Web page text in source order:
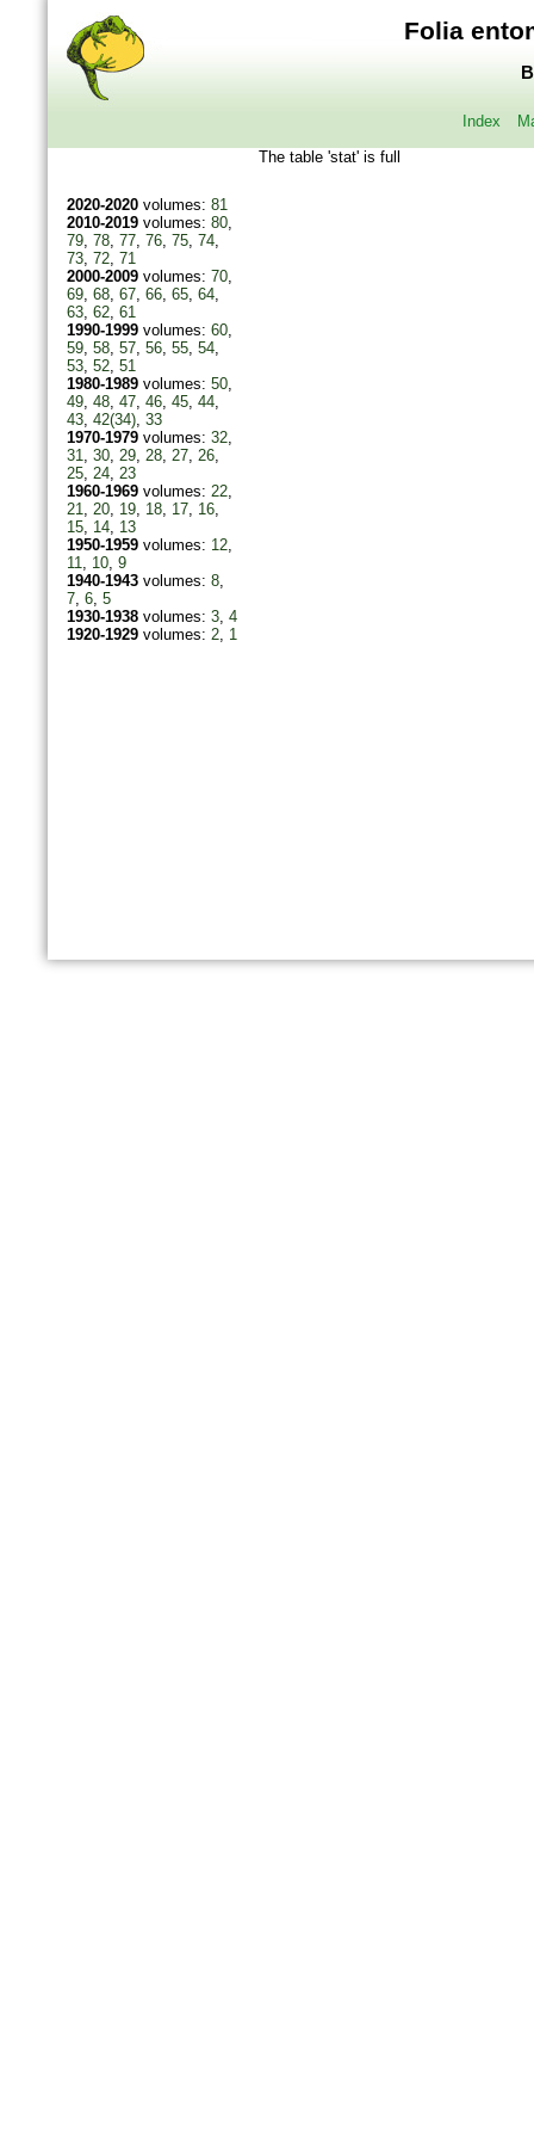
Folia
Index
2020-2020volumes: 81
2010-2019volumes: 80,
79, 78, 77, 76, 75, 74,
73, 72, 71
2000-2009volumes: 70,
69, 68, 67, 66, 65, 64,
63, 62, 61
1990-1999volumes: 60,
59, 58, 57, 56, 55, 54,
53, 52, 51
1980-1989volumes: 50,
49, 48, 47, 46, 45, 44,
43, 42(34), 33
1970-1979volumes: 32,
31, 30, 29, 28, 27, 26,
25, 24, 23
1960-1969volumes: 22,
21, 20, 19, 18, 17, 16,
15, 14, 13
1950-1959volumes: 12,
11, 10, 9
1940-1943volumes: 8,
7, 6, 5
1930-1938volumes: 3, 4
1920-1929volumes: 2, 1
The table 'stat' is full